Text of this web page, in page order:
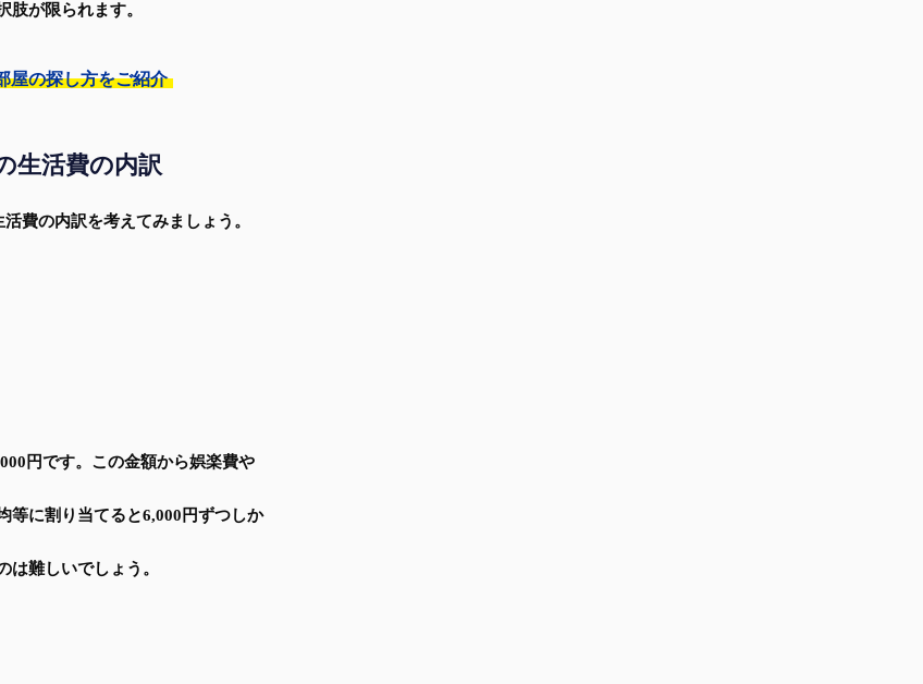
が限られます。
屋の探し方をご紹介
生活費の内訳
費の内訳を考えてみましょう。
円です。この金額から娯楽費や
等に割り当てると6,000円ずつしか
難しいでしょう。